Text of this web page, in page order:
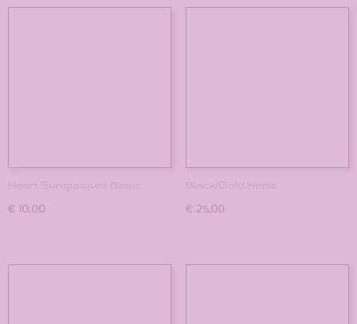
Heart Sunglasses Basic
€ 10,00
Black/Gold Heels
€ 25,00